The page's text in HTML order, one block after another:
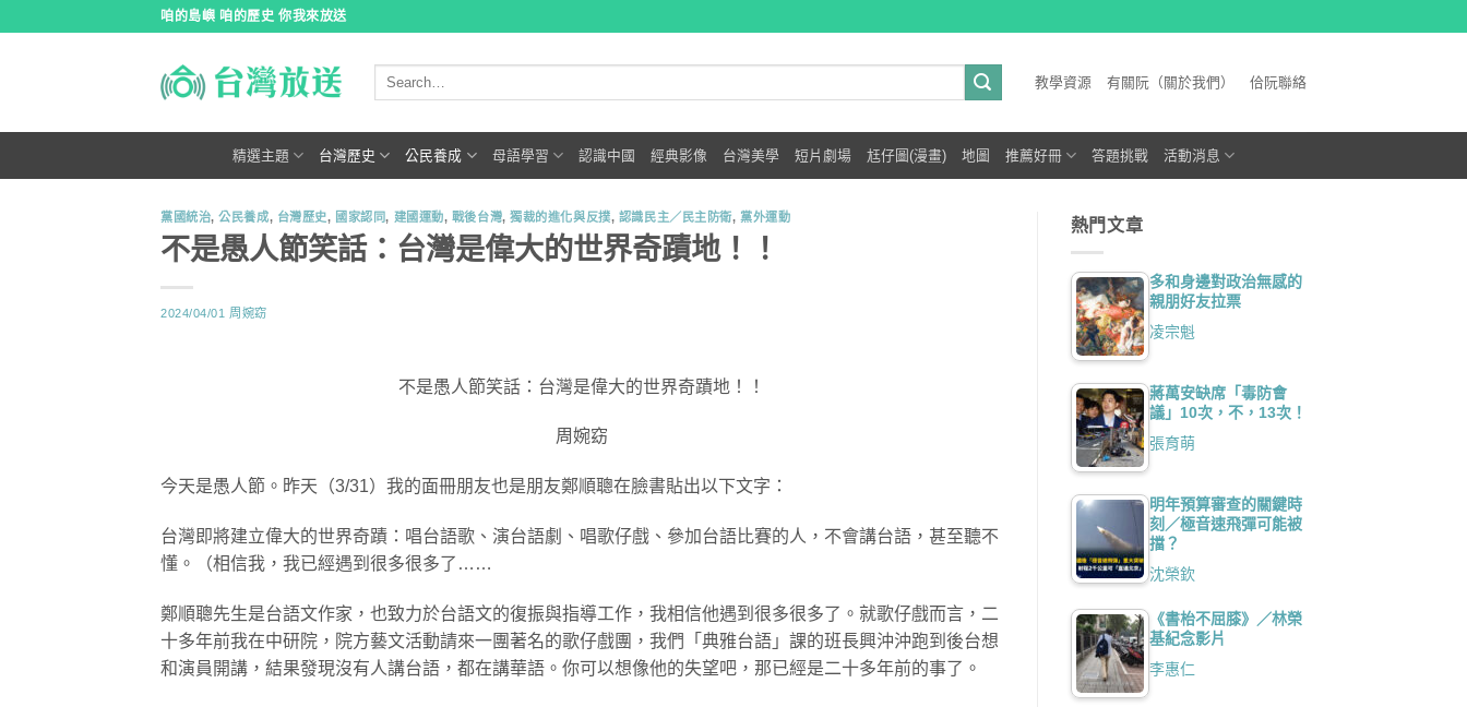
咱的島嶼 咱的歷史 你我來放送
教學資源 有關阮（關於我們） 佮阮聯絡
精選主題 台灣歷史 公民養成 母語學習 認識中國 經典影像 台灣美學 短片劇場 尪仔圖(漫畫) 地圖 推薦好冊 答題挑戰 活動消息
黨國統治,公民養成, 台灣歷史, 國家認同, 建國運動, 戰後台灣,獨裁的進化與反撲, 認識民主／民主防衛,黨外運動
不是愚人節笑話：台灣是偉大的世界奇蹟地！！
2024/04/01 周婉窈
不是愚人節笑話：台灣是偉大的世界奇蹟地！！
周婉窈
今天是愚人節。昨天（3/31）我的面冊朋友也是朋友鄭順聰在臉書貼出以下文字：
台灣即將建立偉大的世界奇蹟：唱台語歌、演台語劇、唱歌仔戲、參加台語比賽的人，不會講台語，甚至聽不
懂。（相信我，我已經遇到很多很多了……
鄭順聰先生是台語文作家，也致力於台語文的復振與指導工作，我相信他遇到很多很多了。就歌仔戲而言，二
十多年前我在中研院，院方藝文活動請來一團著名的歌仔戲團，我們「典雅台語」課的班長興沖沖跑到後台想
和演員開講，結果發現沒有人講台語，都在講華語。你可以想像他的失望吧，那已經是二十多年前的事了。
熱門文章
多和身邊對政治無感的
親朋好友拉票
凌宗魁
蔣萬安缺席「毒防會
議」10次，不，13次！
張育萌
明年預算審查的關鍵時
刻／極音速飛彈可能被
擋？
沈榮欽
《書枱不屈膝》／林榮
基紀念影片
李惠仁